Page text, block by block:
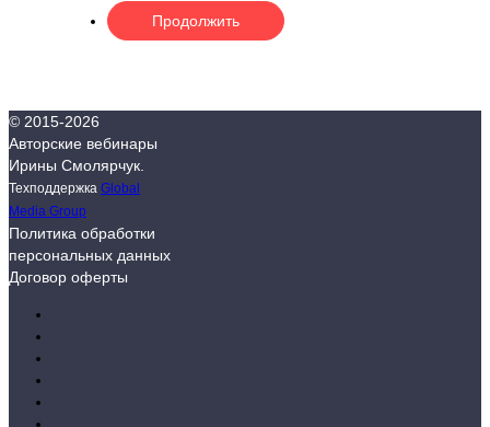
© 2015-2026
Авторские вебинары
Ирины Смолярчук.
Техподдержка Global
Media Group
Политика обработки
персональных данных
Договор оферты